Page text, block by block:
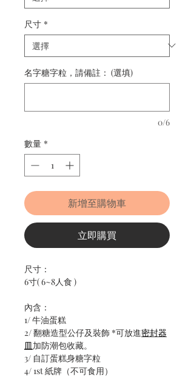
尺寸 *
名字糖字粒，請備註： (選填)
0/6
數量 *
新增至購物車
立即購買
尺寸：
6寸( 6~8人食 )
內含：
1/ 牛油蛋糕
2/ 翻糖造型公仔及裝飾 *可放進密封器
皿加防潮包收藏。
3/ 自訂蛋糕身糖字粒
4/ 1st 紙牌（不可食用）